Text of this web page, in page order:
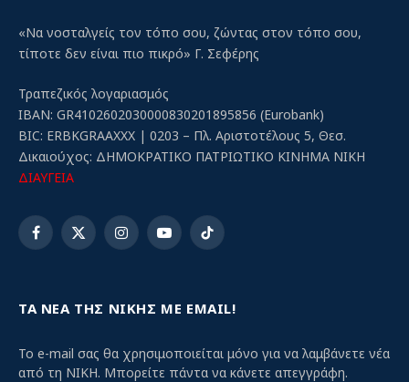
«Να νοσταλγείς τον τόπο σου, ζώντας στον τόπο σου,
τίποτε δεν είναι πιο πικρό» Γ. Σεφέρης
Τραπεζικός λογαριασμός
IBAN: GR4102602030000830201895856 (Eurobank)
BIC: ERBKGRAAXXX | 0203 – Πλ. Αριστοτέλους 5, Θεσ.
Δικαιούχος: ΔΗΜΟΚΡΑΤΙΚΟ ΠΑΤΡΙΩΤΙΚΟ ΚΙΝΗΜΑ ΝΙΚΗ
ΔΙΑΥΓΕΙΑ
Facebook
X
InstagramYouTubeTikTok
ΤΑ ΝΕΑ ΤΗΣ ΝΙΚΗΣ ΜΕ EMAIL!
Το e-mail σας θα χρησιμοποιείται μόνο για να λαμβάνετε νέα
από τη ΝΙΚΗ. Μπορείτε πάντα να κάνετε απεγγράφη.